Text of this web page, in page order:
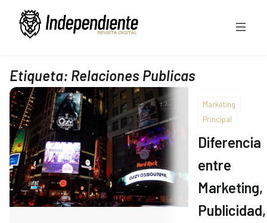
Etiqueta: Relaciones Publicas
Marketing
Principal
Diferencia
entre
Marketing,
Publicidad,